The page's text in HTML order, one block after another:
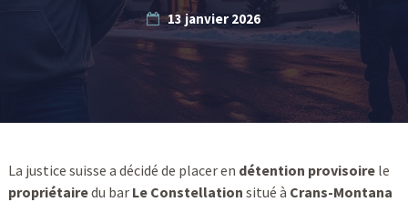
13 janvier 2026
La justice suisse a décidé de placer en détention provisoirele
propriétairedu bar Le Constellation situé à Crans-Montana